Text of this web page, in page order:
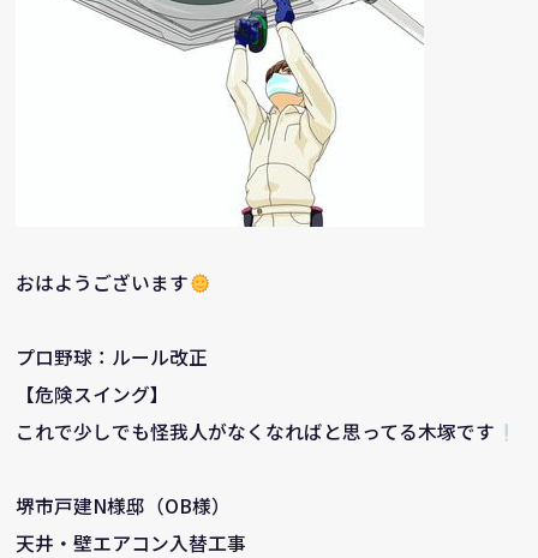
おはようございます
プロ野球：ルール改正
【危険スイング】
これで少しでも怪我人がなくなればと思ってる木塚です
堺市戸建N様邸（OB様）
天井・壁エアコン入替工事